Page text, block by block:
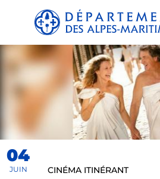
Panneau de gestion des cookies
CINÉMA ITINÉRANT
04
JUIN